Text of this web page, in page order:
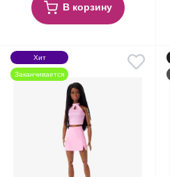
В корзину
Хит
Заканчивается